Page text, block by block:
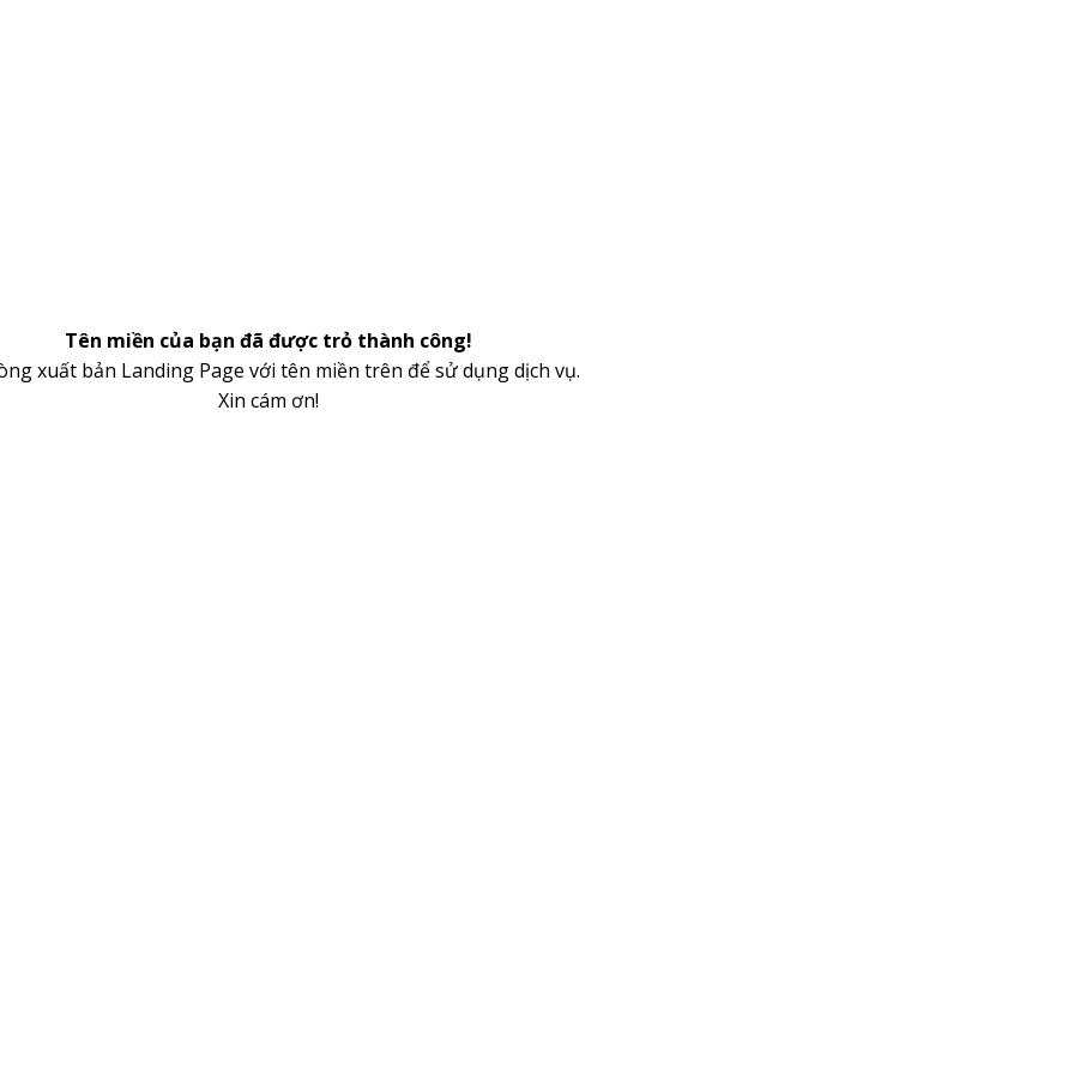
Tên miền của bạn đã được trỏ thành công!
xuất bản Landing Page với tên miền trên để sử dụng dịch vụ.
Xin cám ơn!